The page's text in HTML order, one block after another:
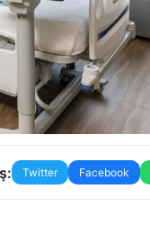
Twitter Facebook